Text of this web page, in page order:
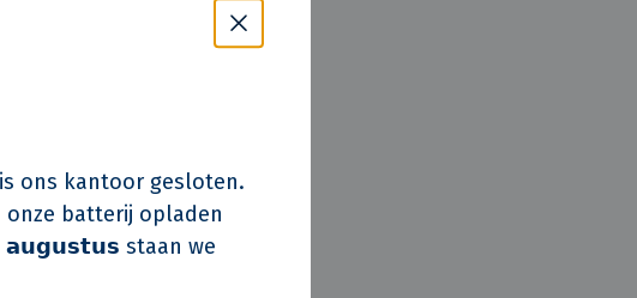
kantoor gesloten.
onze batterij opladen
staan we
en zijn er langere
parkeervakken van
voor het leven van
ook bij